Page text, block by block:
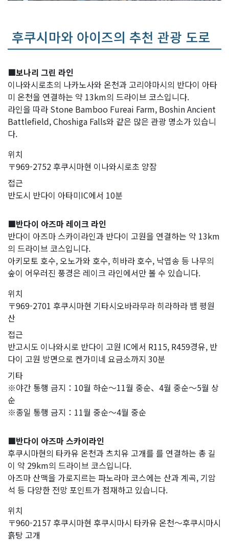
후쿠시마와 아이즈의 추천 관광 도로
■보나리 그린 라인
이나와시로초의 나카노사와 온천과 고리야마시의 반다이 아타
미 온천을 연결하는 약 13km의 드라이브 코스입니다.
라인을 따라 Stone Bamboo Fureai Farm, Boshin Ancient
Battlefield, Choshiga Falls와 같은 많은 관광 명소가 있습니
다.
위치
〒969-2752 후쿠시마현 이나와시로초 양잠
접근
반도시 반다이 아타미IC에서 10분
■반다이 아즈마 레이크 라인
반다이 아즈마 스카이라인과 반다이 고원을 연결하는 약 13km
의 드라이브 코스입니다.
아키모토 호수, 오노가와 호수, 히바라 호수, 낙엽송 등 나무의
숲이 어우러진 풍경은 레이크 라인에서만 볼 수 있습니다.
위치
〒969-2701 후쿠시마현 기타시오바라무라 히라하라 뱀 평원
산
접근
반고시도 이나와시로 반다이 고원 IC에서 R115, R459경유, 반
다이 고원 방면으로 켄가미네 요금소까지 30분
기타
※야간 통행 금지：10월 하순～11월 중순、4월 중순～5월 상
순
※종일 통행 금지：11월 중순～4월 중순
■반다이 아즈마 스카이라인
후쿠시마현의 타카유 온천과 츠치유 고개를 를 연결하는 총 길
이 약 29km의 드라이브 코스입니다.
아즈마 산맥을 가로지르는 파노라마 코스에는 산과 계곡, 기암
석 등 다양한 전망 포인트가 점재하고 있습니다.
위치
〒960-2157 후쿠시마현 후쿠시마시 타카유 온천～후쿠시마시
흙탕 고개